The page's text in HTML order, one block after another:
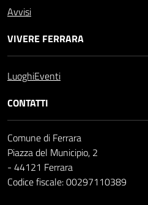
Avvisi
VIVERE FERRARA
LuoghiEventi
CONTATTI
Comune di Ferrara
Piazza del Municipio, 2
- 44121 Ferrara
Codice fiscale: 00297110389